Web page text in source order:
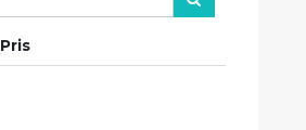
Pris